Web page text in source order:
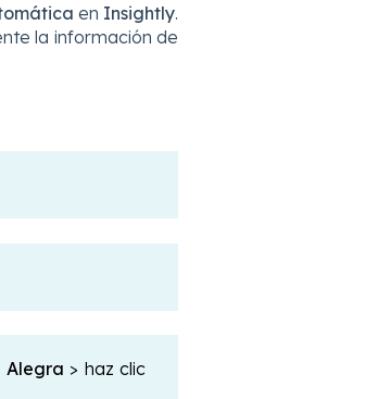
en Insightly.
la información de
Alegra > haz clic